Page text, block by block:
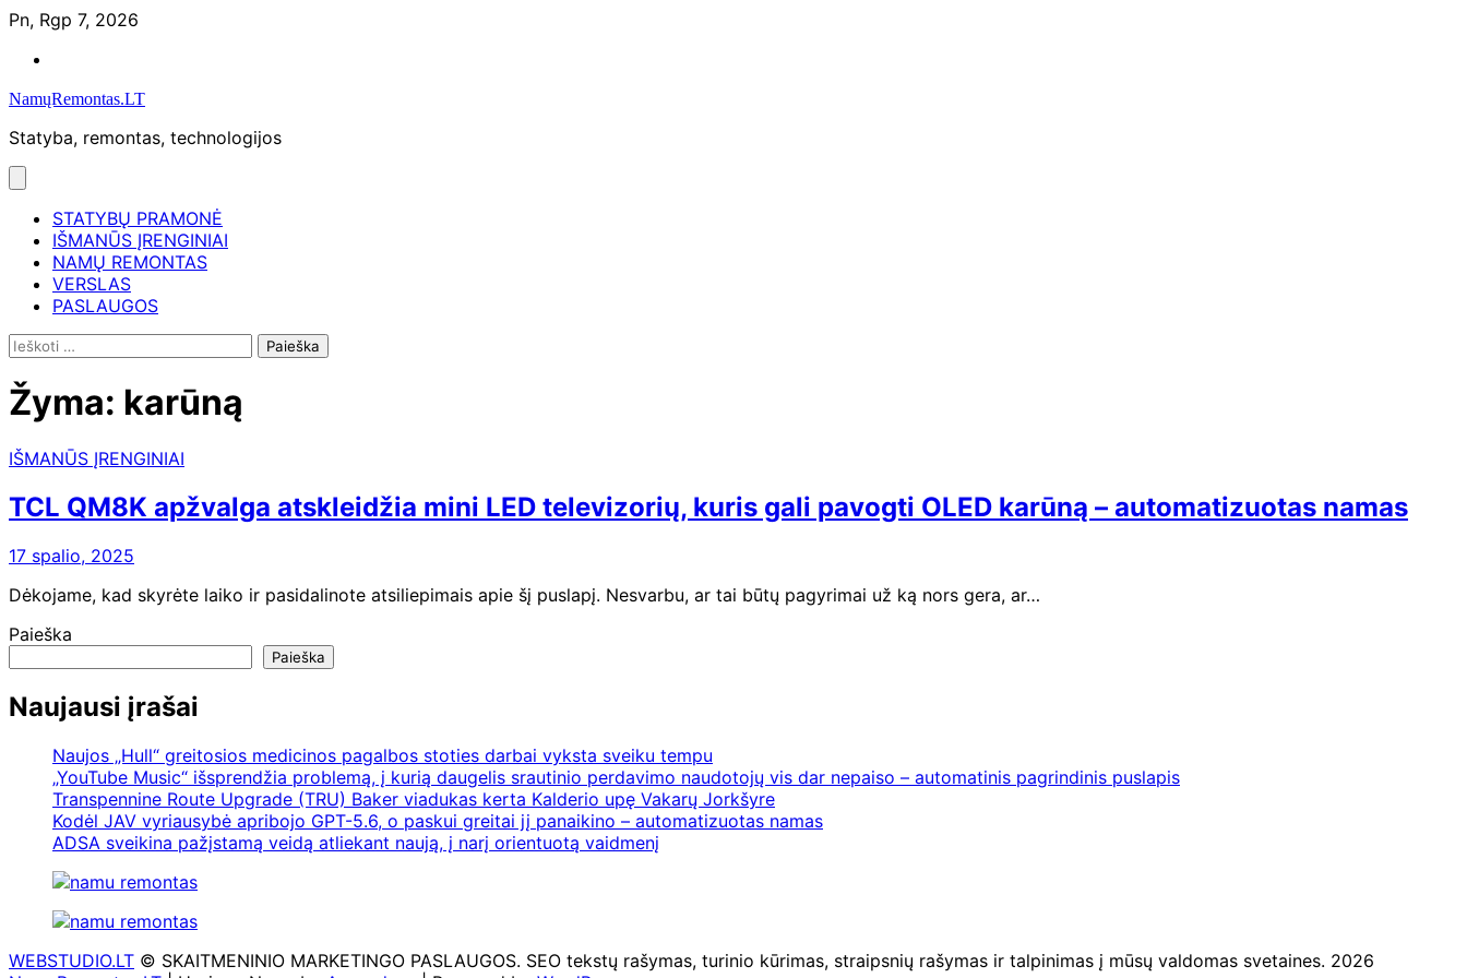
Skip
content
Pn, Rgp 7, 2026
NamųRemontas.LT
Statyba, remontas, technologijos
STATYBŲ PRAMONĖ
IŠMANŪS ĮRENGINIAI
NAMŲ REMONTAS
VERSLAS
PASLAUGOS
Ieškoti:
Žyma: karūną
IŠMANŪS ĮRENGINIAI
TCL QM8K apžvalga atskleidžia mini LED televizorių, kuris gali pavogti OLED karūną – automatizuotas namas
17 spalio, 2025
Dėkojame, kad skyrėte laiko ir pasidalinote atsiliepimais apie šį puslapį. Nesvarbu, ar tai būtų pagyrimai už ką nors gera, ar…
Paieška
Paieška
Naujausi įrašai
Naujos „Hull“ greitosios medicinos pagalbos stoties darbai vyksta sveiku tempu
„YouTube Music“ išsprendžia problemą, į kurią daugelis srautinio perdavimo naudotojų vis dar nepaiso – automatinis pagrindinis puslapis
Transpennine Route Upgrade (TRU) Baker viadukas kerta Kalderio upę Vakarų Jorkšyre
Kodėl JAV vyriausybė apribojo GPT-5.6, o paskui greitai jį panaikino – automatizuotas namas
ADSA sveikina pažįstamą veidą atliekant naują, į narį orientuotą vaidmenį
WEBSTUDIO.LT © SKAITMENINIO MARKETINGO PASLAUGOS. SEO tekstų rašymas, turinio kūrimas, straipsnių rašymas ir talpinimas į mūsų valdomas svetaines. 2026